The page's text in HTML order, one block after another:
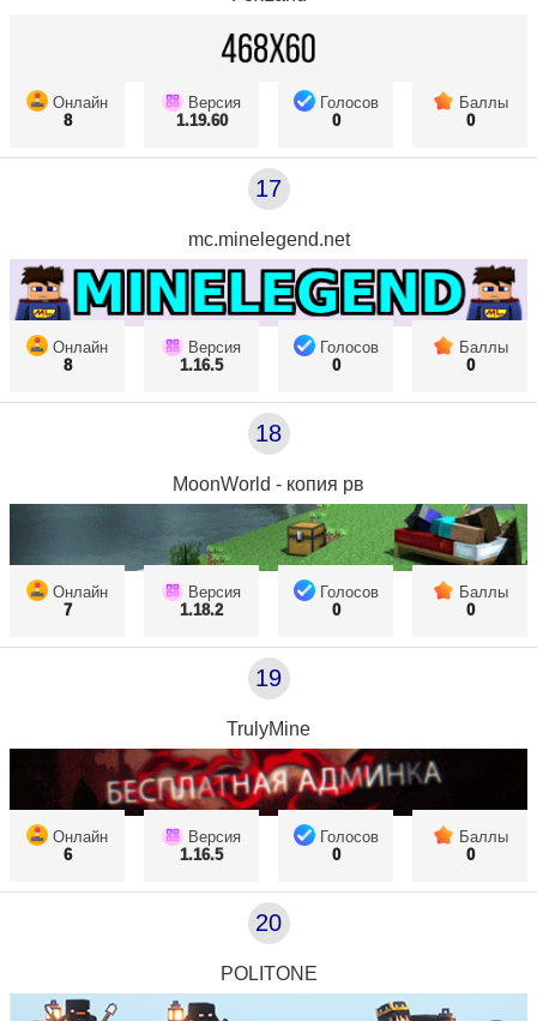
Онлайн
8
Версия
1.19.60
Голосов
0
Баллы
0
17
mc.minelegend.net
Онлайн
8
Версия
1.16.5
Голосов
0
Баллы
0
18
MoonWorld - копия рв
Онлайн
7
Версия
1.18.2
Голосов
0
Баллы
0
19
TrulyMine
Онлайн
6
Версия
1.16.5
Голосов
0
Баллы
0
20
POLITONE